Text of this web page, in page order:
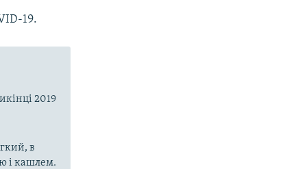
19.
2019
в
і кашлем.